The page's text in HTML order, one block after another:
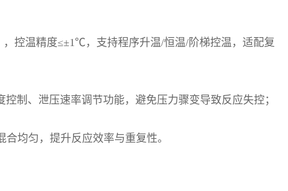
，控温精度≤±1℃ ，支持程序升温/恒温/阶梯控温，适配复
控制、泄压速率调节功能，避免压力骤变导致反应失控；
均匀，提升反应效率与重复性。